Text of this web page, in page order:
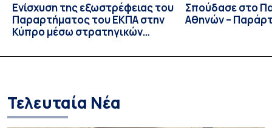
Ενίσχυση της εξωστρέφειας του
Παραρτήματος του ΕΚΠΑ στην
Κύπρο μέσω στρατηγικών
Σπούδασε στο
Αθηνών –
Τελευταία Νέα